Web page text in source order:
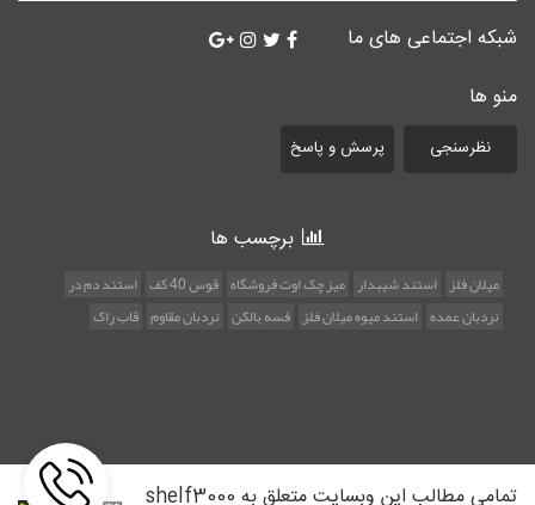
شبکه اجتماعی های ما
منو ها
نظرسنجی پرسش و پاسخ
برچسب ها
میلان فلز استند شیبدار میز چک اوت فروشگاه قوس 40 کف
استند دم در
نردبان عمده استند میوه میلان فلز فسه بالکن نردبان مقاوم قاب راک
تمامی مطالب این وبسایت متعلق به shelf3000